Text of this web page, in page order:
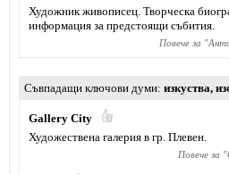
Художник живописец. Творческа
информация за предстоящи събития.
Повече за "
Съвпадащи ключови думи изкуства,
Gallery City
Художествена галерия в гр. Плевен.
Повече за "